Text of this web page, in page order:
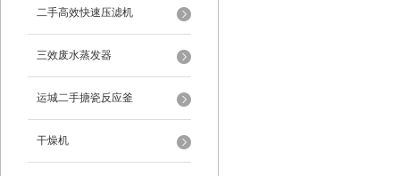
二手高效快速压滤机
三效废水蒸发器
运城二手搪瓷反应釜
干燥机